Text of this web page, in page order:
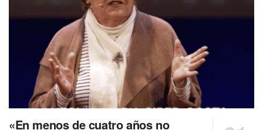
«En menos de cuatro años no